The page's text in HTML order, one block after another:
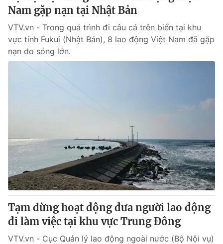
Nam gặp nạn tại Nhật Bản
VTV.vn - Trong quá trình đi câu cá trên biển tại khu
vực tỉnh Fukui (Nhật Bản), 8 lao động Việt Nam đã gặp
nạn do sóng lớn.
Tạm dừng hoạt động đưa người lao động
đi làm việc tại khu vực Trung Đông
VTV.vn - Cục Quản lý lao động ngoài nước (Bộ Nội vụ)